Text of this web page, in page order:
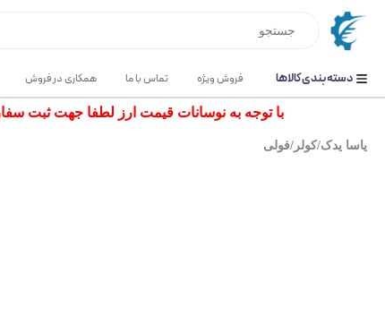
فروش ویژه تماس با ما همکاری در فروش دسته بندی کالاها
با توجه به نوسانات قیمت ارز لطفا جهت ثبت سفارش
یاسا یدک/کولر /فولی